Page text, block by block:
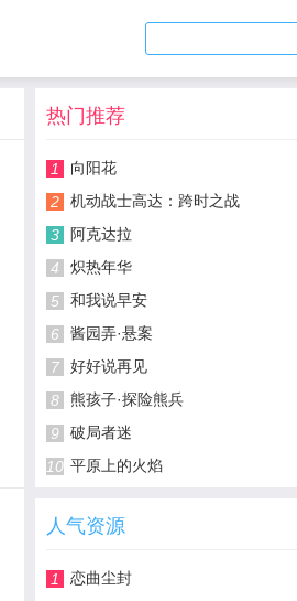
热门推荐
1
向阳花
2
机动战士高达：跨时之战
3
阿克达拉
4
炽热年华
5
和我说早安
6
酱园弄·悬案
7
好好说再见
8
熊孩子·探险熊兵
9
破局者迷
10 平原上的火焰
人气资源
1
恋曲尘封